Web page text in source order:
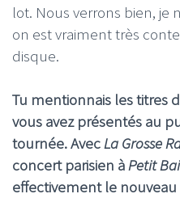
lot. Nous verrons bien, je
on est vraiment très
disque.
Tu mentionnais les titres
vous avez présentés au
tournée. AvecLa Grosse
concert parisien àPetit
effectivement le